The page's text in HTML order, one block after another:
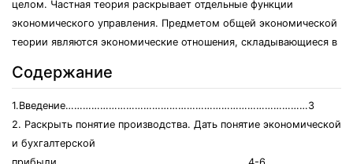
целом. Частная теория раскрывает отдельные функции
экономического управления. Предметом общей экономической
теории являются экономические отношения, складывающиеся в
Содержание
1.Введение…………………………………………………………………………3
2. Раскрыть понятие производства. Дать понятие экономической
и бухгалтерской